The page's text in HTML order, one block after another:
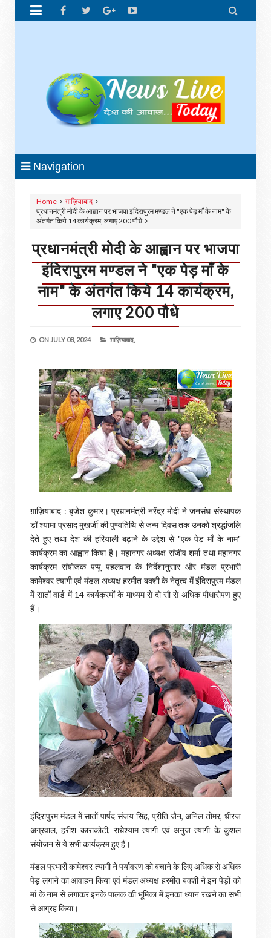
 
Navigation
Home
ग़ाज़ियाबाद
प्रधानमंत्री मोदी के आह्वान पर भाजपा इंदिरापुरम मण्डल ने "एक पेड़ माँ के नाम" के
अंतर्गत किये 14 कार्यक्रम, लगाए 200 पौधे
प्रधानमंत्री मोदी के आह्वान पर भाजपा
इंदिरापुरम मण्डल ने "एक पेड़ माँ के
नाम" के अंतर्गत किये 14 कार्यक्रम,
लगाए 200 पौधे
ON JULY 08, 2024 ग़ाज़ियाबाद,
ग़ाज़ियाबाद : बृजेश कुमार। प्रधानमंत्री नरेंद्र मोदी ने जनसंघ संस्थापक
डॉ श्यामा प्रसाद मुखर्जी की पुण्यतिथि से जन्म दिवस तक उनको श्रद्धांजलि
देते हुए तथा देश की हरियाली बढ़ाने के उद्देश से "एक पेड़ माँ के नाम"
कार्यक्रम का आह्वान किया है। महानगर अध्यक्ष संजीव शर्मा तथा महानगर
कार्यक्रम संयोजक पप्पू पहलवान के निर्देशानुसार और मंडल प्रभारी
कामेश्वर त्यागी एवं मंडल अध्यक्ष हरमीत बक्शी के नेतृत्व में इंदिरापुरम मंडल
में सातों वार्ड में 14 कार्यक्रमों के माध्यम से दो सौ से अधिक पौधारोपण हुए
हैं।
इंदिरापुरम मंडल में सातों पार्षद संजय सिंह, प्रीति जैन, अनिल तोमर, धीरज
अग्रवाल, हरीश काराकोटी, राधेश्याम त्यागी एवं अनुज त्यागी के कुशल
संयोजन से ये सभी कार्यक्रम हुए हैं।
मंडल प्रभारी कामेश्वर त्यागी ने पर्यावरण को बचाने के लिए अधिक से अधिक
पेड़ लगाने का आवाहन किया एवं मंडल अध्यक्ष हरमीत बक्शी ने इन पेड़ों को
मां के नाम से लगाकर इनके पालक की भूमिका में इनका ध्यान रखने का सभी
से आग्रह किया।